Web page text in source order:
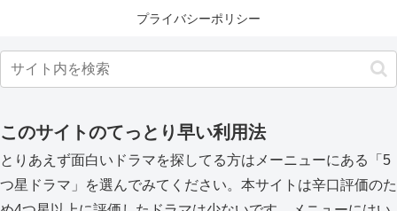
プライバシーポリシー
このサイトのてっとり早い利用法
とりあえず面白いドラマを探してる方はメーニューにある「5
つ星ドラマ」を選んでみてください。本サイトは辛口評価のた